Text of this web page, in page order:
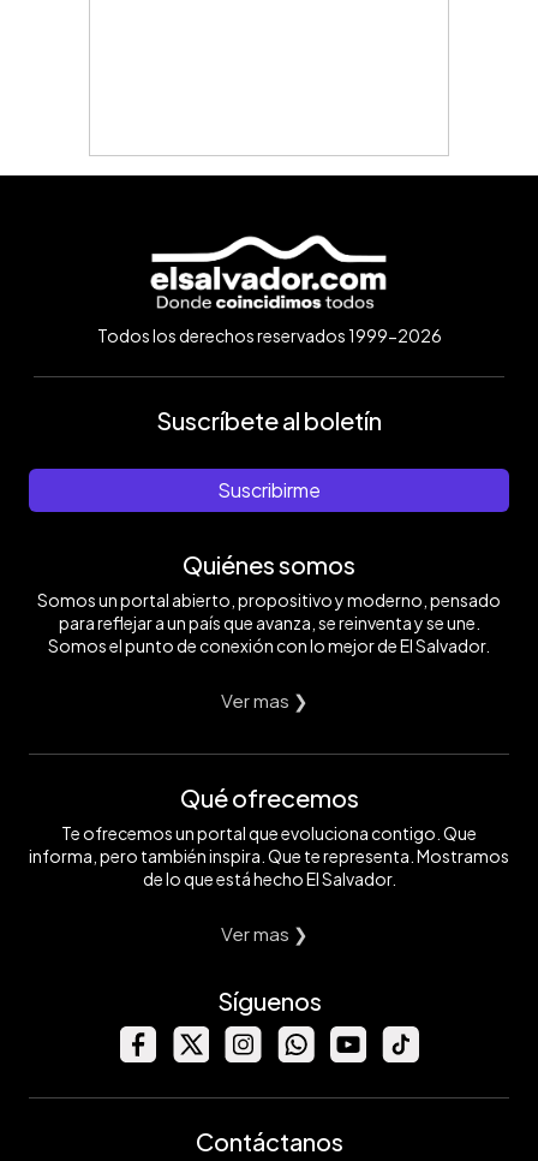
Todos los derechos reservados 1999-2026
Suscríbete al boletín
Suscribirme
Quiénes somos
Somos un portal abierto, propositivo y moderno, pensado
para reflejar a un país que avanza, se reinventa y se une.
Somos el punto de conexión con lo mejor de El Salvador.
Ver mas ❯
Qué ofrecemos
Te ofrecemos un portal que evoluciona contigo. Que
informa, pero también inspira. Que te representa. Mostramos
de lo que está hecho El Salvador.
Ver mas ❯
Síguenos
Contáctanos